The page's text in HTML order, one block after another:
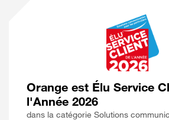
Orange est Élu Service
l'Année 2026
dans la catégorie Solutions